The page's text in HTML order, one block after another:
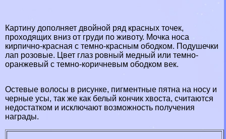
Картину дополняет двойной ряд красных точек,
проходящих вниз от гpyди по животу. Мочка носа
кирпично-красная с темно-красным ободком. Подушечки
лап розовые. Цвет глаз ровный медный или темно-
оранжевый с темно-коричневым ободком век.
Остевые волосы в рисунке, пигментные пятна на носу и
черные усы, так же как белый кончик хвоста, считаются
недостатком и исключают возможность получения
награды.